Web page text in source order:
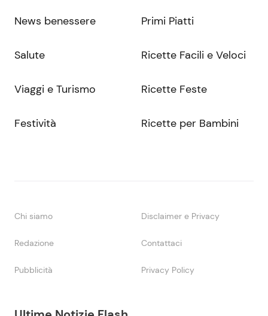
News benessere
Salute
Viaggi e Turismo
Festività
Primi Piatti
Ricette Facili e Veloci
Ricette Feste
Ricette per Bambini
Chi siamo Disclaimer e Privacy
Redazione Contattaci
Pubblicità Privacy Policy